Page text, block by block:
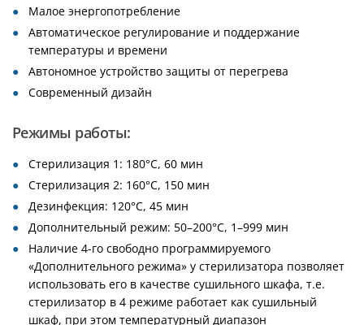
Малое энергопотребление
Автоматическое регулирование и поддержание
температуры и времени
Автономное устройство защиты от перегрева
Современный дизайн
Режимы работы:
Стерилизация 1: 180°С, 60 мин
Стерилизация 2: 160°С, 150 мин
Дезинфекция: 120°С, 45 мин
Дополнительный режим: 50–200°С, 1–999 мин
Наличие 4-го свободно программируемого
«Дополнительного режима» у стерилизатора позволяет
использовать его в качестве сушильного шкафа, т.е.
стерилизатор в 4 режиме работает как сушильный
шкаф, при этом температурный диапазон